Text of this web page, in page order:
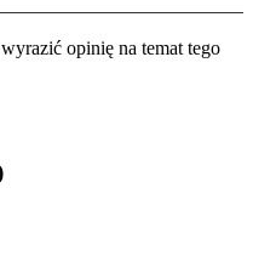
opinię na temat tego